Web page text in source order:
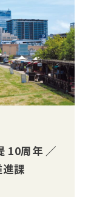
10周年 ／
課